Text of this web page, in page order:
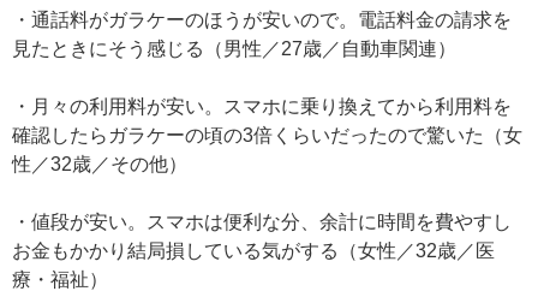
・通話料がガラケーのほうが安いので。電話料金の請求を
見たときにそう感じる（男性／27歳／自動車関連）
・月々の利用料が安い。スマホに乗り換えてから利用料を
確認したらガラケーの頃の3倍くらいだったので驚いた（女
性／32歳／その他）
・値段が安い。スマホは便利な分、余計に時間を費やすし
お金もかかり結局損している気がする（女性／32歳／医
療・福祉）